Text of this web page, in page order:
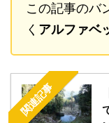
この記事のバ
く アルファベ
関連記事